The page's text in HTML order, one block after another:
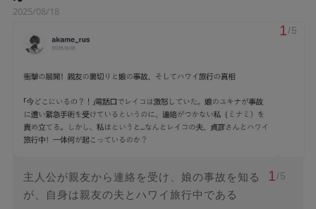
2025/08/18
1/5
主人公が親友から連絡を受け、娘の事故を知る
が、自身は親友の夫とハワイ旅行中である
1/5